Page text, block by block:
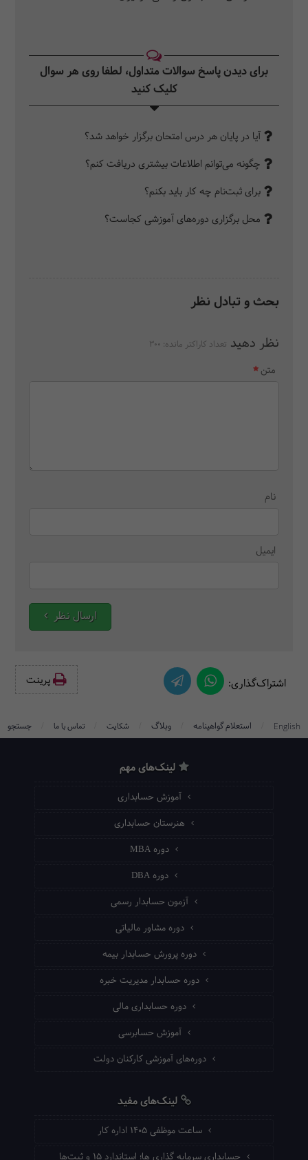
برای دیدن پاسخ سوالات متداول، لطفا روی هر سوال
کلیک کنید‎
آیا در پایان هر درس امتحان برگزار خواهد شد؟
چگونه می‌توانم اطلاعات بیشتری دریافت کنم؟
برای ثبت‌نام چه کار باید بکنم؟
محل برگزاری دوره‌های آموزشی کجاست؟
بحث و تبادل نظر
نظر دهید تعداد کاراکتر مانده: 300
متن
نام
ایمیل
ارسال نظر
اشتراک‌گذاری: پرینت‌
English استعلام گواهینامه وبلاگ شکایت تماس با ما جستجو
لینک‌های مهم
آموزش حسابداری
هنرستان حسابداری
دوره MBA
دوره DBA
آزمون حسابدار رسمی
دوره مشاور مالیاتی
دوره پرورش حسابدار بیمه
دوره حسابدار مدیریت خبره
دوره حسابداری مالی
آموزش حسابرسی
دوره‌های آموزشی کارکنان دولت
لینک‌های مفید
ساعت موظفی ۱۴۰۵ اداره کار